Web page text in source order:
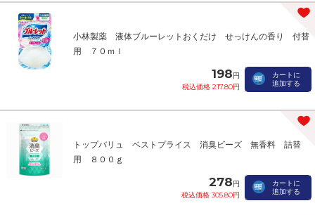
小林製薬 液体ブルーレットおくだけ せっけんの香り 付替
用 ７０ｍｌ
198円
税込価格 217.80円
カートに
追加する
トップバリュ ベストプライス 消臭ビーズ 無香料 詰替
用 ８００ｇ
278円
税込価格 305.80円
カートに
追加する